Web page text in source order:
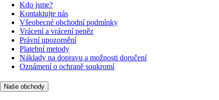
Kdo jsme?
Kontaktujte nás
Všeobecné obchodní podmínky
Vrácení a vrácení peněz
Právní upozornění
Platební metody
Náklady na dopravu a možnosti doručení
Oznámení o ochraně soukromí
Naše obchody